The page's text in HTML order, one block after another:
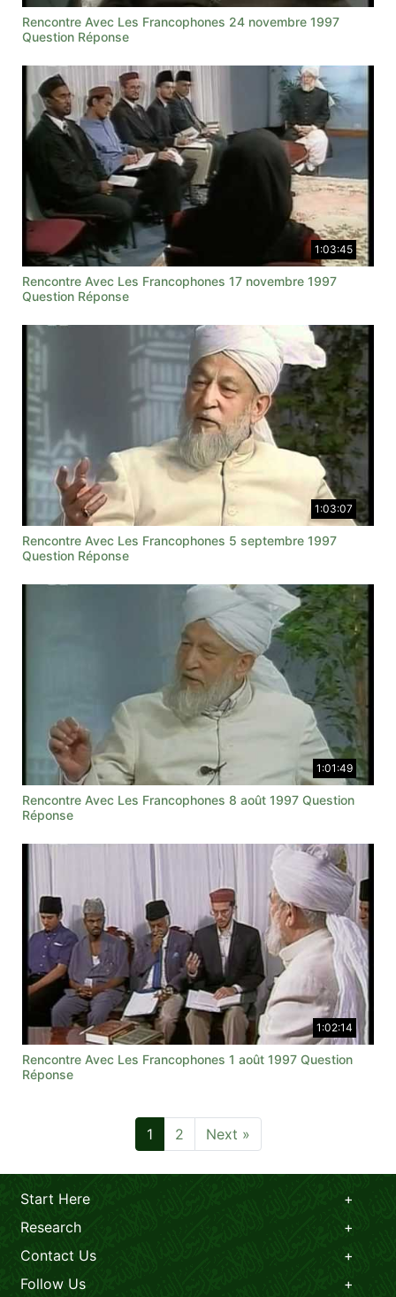
Rencontre Avec Les Francophones 24 novembre 1997
Question Réponse
1:03:45
Rencontre Avec Les Francophones 17 novembre 1997
Question Réponse
1:03:07
Rencontre Avec Les Francophones 5 septembre 1997
Question Réponse
1:01:49
Rencontre Avec Les Francophones 8 août 1997 Question
Réponse
1:02:14
Rencontre Avec Les Francophones 1 août 1997 Question
Réponse
1 2 Next »
Start Here
Research
Contact Us
Follow Us